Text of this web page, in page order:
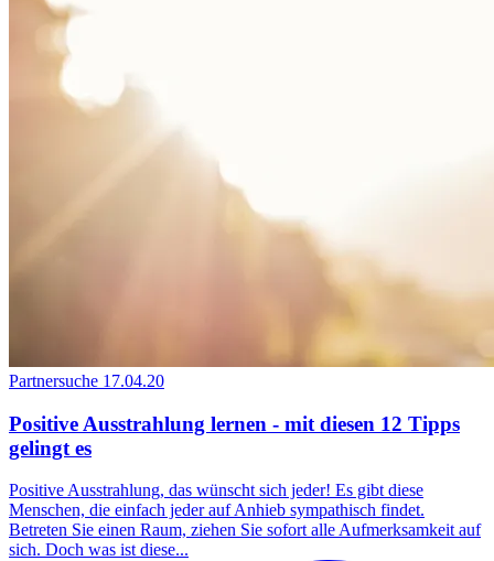
Partnersuche 17.04.20
Positive Ausstrahlung lernen - mit diesen 12 Tipps
gelingt es
Positive Ausstrahlung, das wünscht sich jeder! Es gibt diese
Menschen, die einfach jeder auf Anhieb sympathisch findet.
Betreten Sie einen Raum, ziehen Sie sofort alle Aufmerksamkeit auf
sich. Doch was ist diese...